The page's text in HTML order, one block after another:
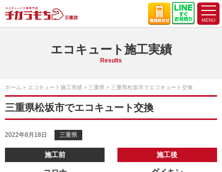
エコキュート施工実績
Results
ホーム エコキュート施工実績 三重県 三重県松坂市でエコキュート交換
三重県松坂市でエコキュート交換
2022年8月18日 三重県
施工前 施工後